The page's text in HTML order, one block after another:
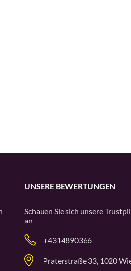
UNSERE BEWERTUNGEN
Schauen Sie sich unsere
an
+4314890366
Praterstraße 33, 1020